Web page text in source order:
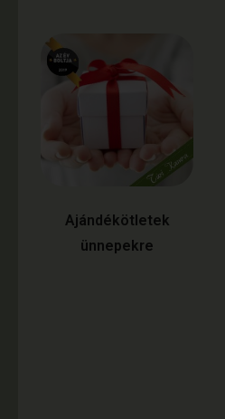
Ajándékötletek
ünnepekre